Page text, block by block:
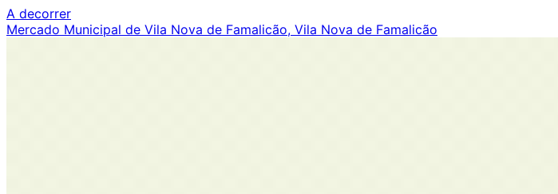
A decorrer
Mercado Municipal de Vila Nova de Famalicão, Vila Nova de Famalicão